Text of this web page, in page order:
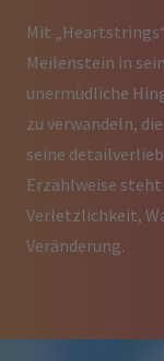
Mit
Meilenstein in
unermüdliche
zu verwandeln,
seine
Erzählweise
Verletzlichkeit,
Veränderung.